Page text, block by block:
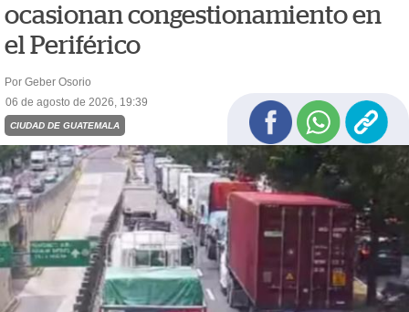
ocasionan congestionamiento en
el Periférico
Por Geber Osorio
06 de agosto de 2026, 19:39
CIUDAD DE GUATEMALA